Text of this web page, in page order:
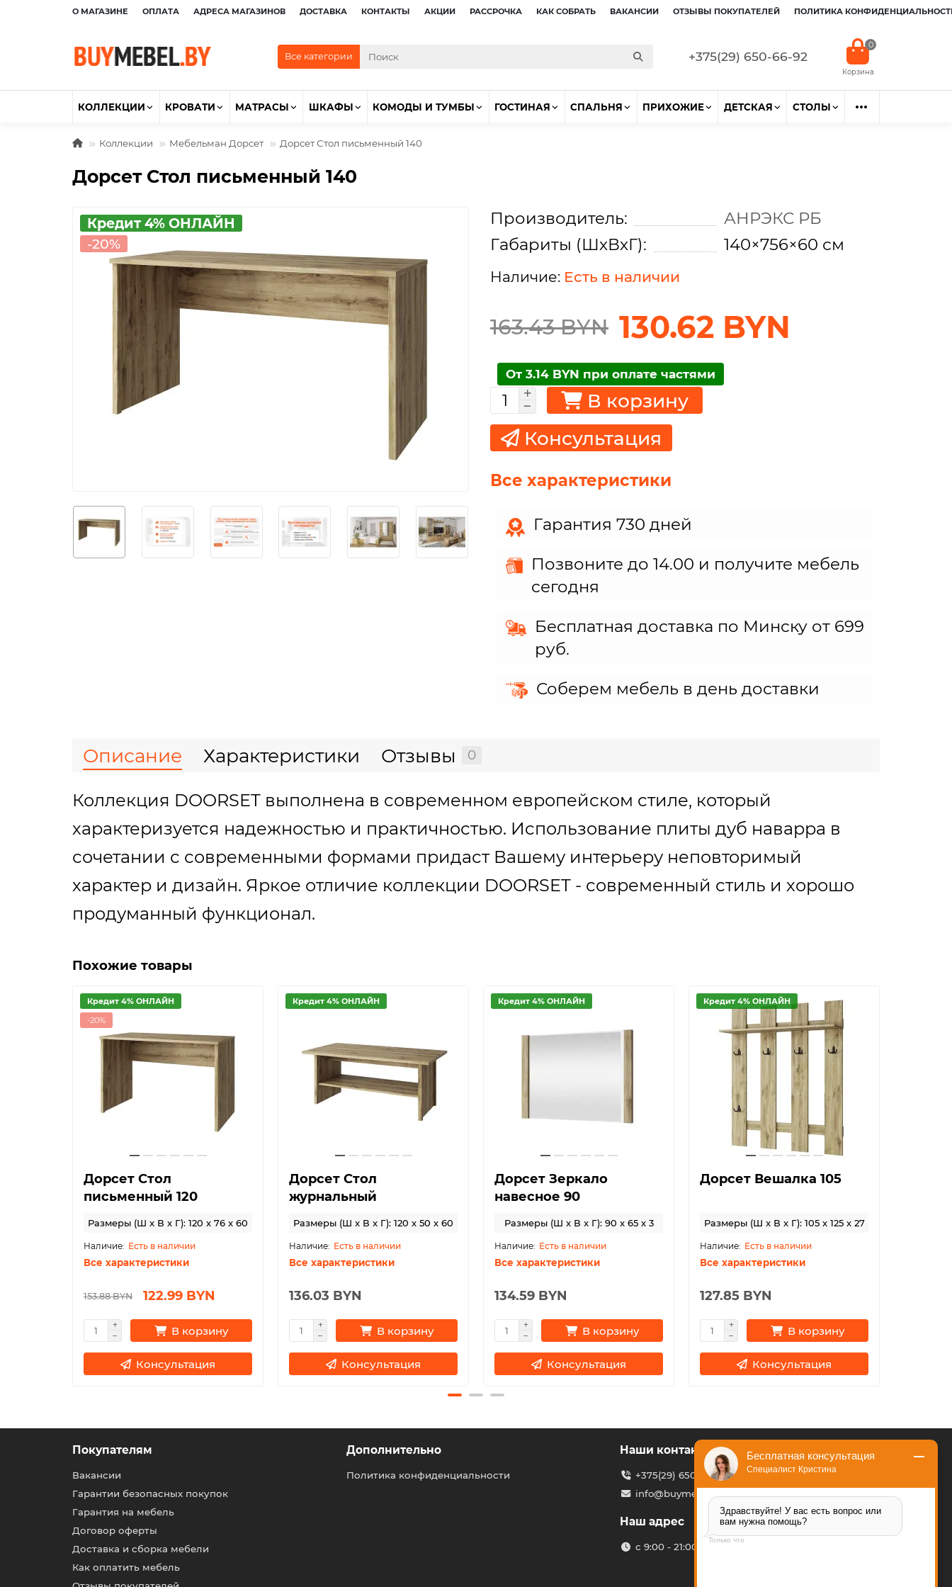
О МАГАЗИНЕ ОПЛАТА АДРЕСА МАГАЗИНОВ ДОСТАВКА КОНТАКТЫ АКЦИИ РАССРОЧКА КАК СОБРАТЬ ВАКАНСИИ ОТЗЫВЫ ПОКУПАТЕЛЕЙ ПОЛИТИКА
Все категории +375(29) 650-66-92
0
КОЛЛЕКЦИИ КРОВАТИ МАТРАСЫ ШКАФЫ КОМОДЫ И ТУМБЫ ГОСТИНАЯ СПАЛЬНЯ ПРИХОЖИЕ ДЕТСКАЯ СТОЛЫ
Коллекции Мебельман Дорсет Дорсет Стол письменный 140
Дорсет Стол письменный 140
Кредит 4% ОНЛАЙН
-20%
Производитель:
АНРЭКС РБ
Габариты (ШхВхГ):
140×756×60 см
Есть в наличии
163.43 BYN 130.62 BYN
От 3.14 BYN при оплате частями
В корзину
Консультация
Все характеристики
Гарантия 730 дней
Позвоните до 14.00 и получите мебель
сегодня
Бесплатная доставка по Минску от 699
руб.
Соберем мебель в день доставки
Описание Характеристики Отзывы 0
Коллекция DOORSET выполнена в современном европейском стиле, который
характеризуется надежностью и практичностью. Использование плиты дуб наварра в
сочетании с современными формами придаст Вашему интерьеру неповторимый
характер и дизайн. Яркое отличие коллекции DOORSET - современный стиль и хорошо
продуманный функционал.
Похожие товары
Кредит 4% ОНЛАЙН
-20%
Дорсет Стол
письменный 120
Размеры (Ш x В x Г): 120 x 76 x 60
Есть в наличии
Все характеристики
153.88 BYN 122.99 BYN
В корзину
Консультация
Кредит 4% ОНЛАЙН
Дорсет Стол
журнальный
Размеры (Ш x В x Г): 120 x 50 x 60
Есть в наличии
Все характеристики
136.03 BYN
В корзину
Консультация
Кредит 4% ОНЛАЙН
Дорсет Зеркало
навесное 90
Размеры (Ш x В x Г): 90 x 65 x 3
Есть в наличии
Все характеристики
134.59 BYN
В корзину
Консультация
Кредит 4% ОНЛАЙН
Дорсет Вешалка 105
Размеры (Ш x В x Г): 105 x 125 x 27
Есть в наличии
Все характеристики
127.85 BYN
В корзину
Консультация
Покупателям
Вакансии
Гарантии безопасных покупок
Гарантия на мебель
Договор оферты
Доставка и сборка мебели
Как оплатить мебель
Дополнительно
Политика конфиденциальности
Наши контакты
+375(29) 650 66 92
info@buymebel.by
Наш адрес
с 9:00 - 21:00 7 дней в неделю
Бесплатная консультация
Специалист Кристина
Здравствуйте! У вас есть вопрос или
вам нужна помощь?
Только что